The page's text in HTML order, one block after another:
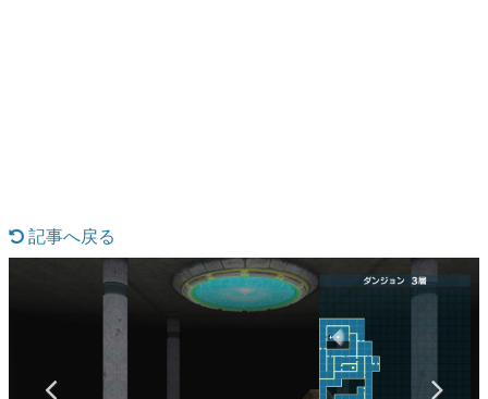
具体的な形から解き明かしていく、硬派で骨太な評論連載
です。
「経験値」「裏技」「ラスボス」… ゲームにまつわる言葉
の起源や用法の変遷を、コンピューター文化史研究家・タ
記事へ戻る